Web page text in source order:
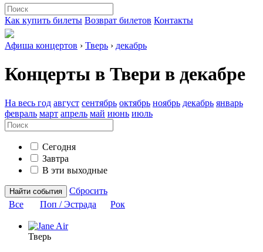
Как купить билеты Возврат билетов Контакты
Афиша концертов › Тверь › декабрь
Концерты в Твери в декабре
На весь год август сентябрь октябрь ноябрь декабрь январь
февраль март апрель май июнь июль
Сегодня
Завтра
В эти выходные
Найти события
Сбросить
Все
Поп / Эстрада Рок
Тверь